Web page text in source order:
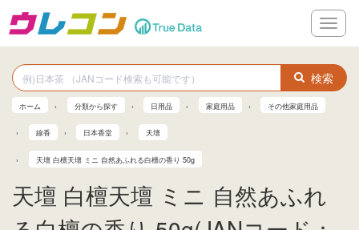
メ
ニ
ー
検索
ホーム 分類から探す 日用品 家庭用品 その他家庭用品
線香 日本香堂 天壇
天壇 白檀天壇 ミニ 自然あふれる白檀の香り 50g
天壇 白檀天壇 ミニ 自然あふれ